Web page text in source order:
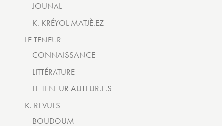
JOUNAL
K. KRÉYOL MATJÈ.EZ
LE TENEUR
CONNAISSANCE
LITTÉRATURE
LE TENEUR AUTEUR.E.S
K. REVUES
BOUDOUM